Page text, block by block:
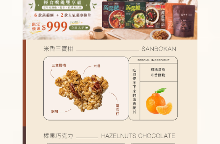
【新品上市】黑 • 松露牛肉竹炭蒟蒻麵